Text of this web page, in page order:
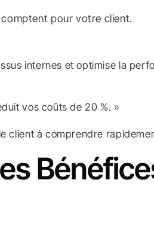
comptent pour votre client.
internes et optimise la
vos coûts de 20 %. »
client à comprendre